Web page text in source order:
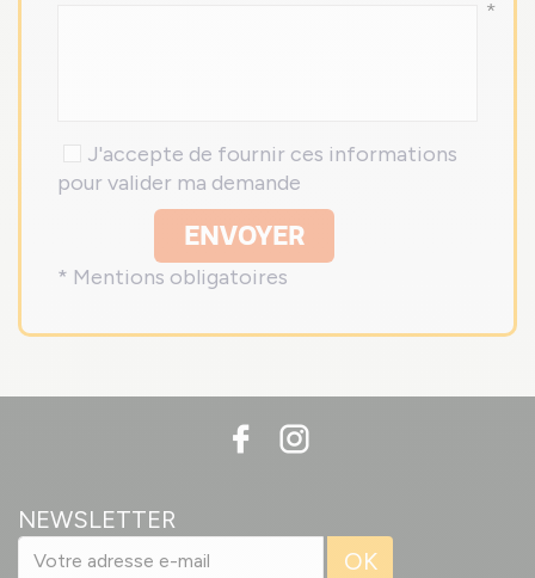
*
J'accepte de fournir ces informations
pour valider ma demande
ENVOYER
* Mentions obligatoires
NEWSLETTER
OK